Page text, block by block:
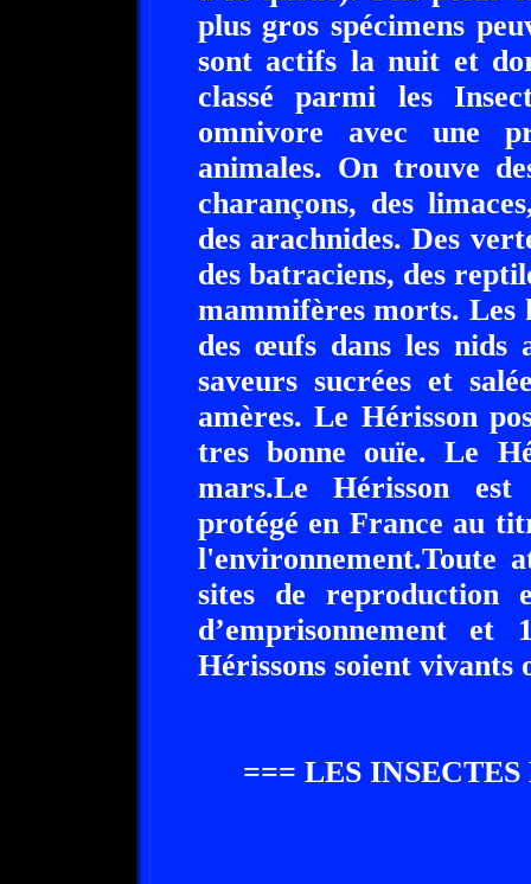
plus gros spécimens
sont actifs la nuit et
classé parmi les
omnivore avec une
animales. On trouve
charançons, des
des arachnides. Des
des batraciens, des
mammifères morts. Les
des œufs dans les nids
saveurs sucrées et
amères. Le Hérisson
tres bonne ouïe. Le
mars.Le Hérisson
protégé en France au
l'environnement.Toute
sites de reproduction
d’emprisonnement
Hérissons soient vivants
=== LES